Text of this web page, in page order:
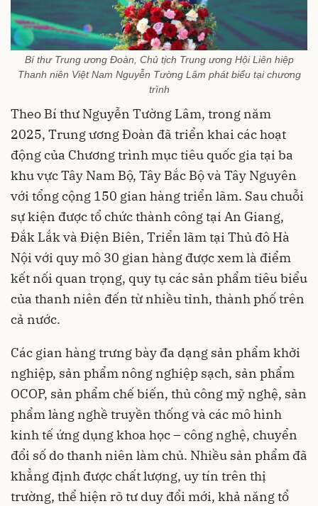
Bí thư Trung ương Đoàn, Chủ tịch Trung ương Hội Liên hiệp
Thanh niên Việt Nam Nguyễn Tường Lâm phát biểu tại chương
trình
Theo Bí thư Nguyễn Tường Lâm, trong năm
2025, Trung ương Đoàn đã triển khai các hoạt
động của Chương trình mục tiêu quốc gia tại ba
khu vực Tây Nam Bộ, Tây Bắc Bộ và Tây Nguyên
với tổng cộng 150 gian hàng triển lãm. Sau chuỗi
sự kiện được tổ chức thành công tại An Giang,
Đắk Lắk và Điện Biên, Triển lãm tại Thủ đô Hà
Nội với quy mô 30 gian hàng được xem là điểm
kết nối quan trọng, quy tụ các sản phẩm tiêu biểu
của thanh niên đến từ nhiều tỉnh, thành phố trên
cả nước.
Các gian hàng trưng bày đa dạng sản phẩm khởi
nghiệp, sản phẩm nông nghiệp sạch, sản phẩm
OCOP, sản phẩm chế biến, thủ công mỹ nghệ, sản
phẩm làng nghề truyền thống và các mô hình
kinh tế ứng dụng khoa học – công nghệ, chuyển
đổi số do thanh niên làm chủ. Nhiều sản phẩm đã
khẳng định được chất lượng, uy tín trên thị
trường, thể hiện rõ tư duy đổi mới, khả năng tổ